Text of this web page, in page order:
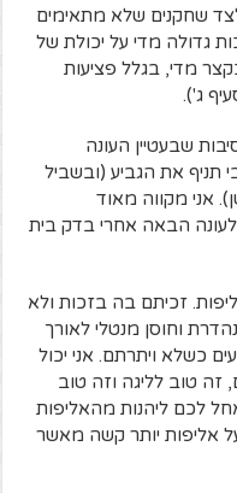
לצד שחקנים שלא מתאימים
גדולה מדי על יכולת של
מדי, בגלל פציעות
ג').
שבעטיין העונה
תניף את הגביע (ובשביל
אני מקווה מאוד
לעונה הבאה אחרי בדק בית
זכיתם בה בזכות ולא
וחוסן מנטלי לאורך
כשלא ויתרתם. אני יכול
טוב לליגה וזה טוב
לכם ליהנות מהאליפות
אליפות יותר קשה מאשר